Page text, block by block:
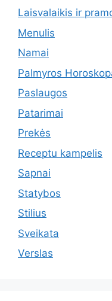
Laisvalaikis ir
Menulis
Namai
Palmyros
Paslaugos
Patarimai
Prekės
Receptu kampelis
Sapnai
Statybos
Stilius
Sveikata
Verslas